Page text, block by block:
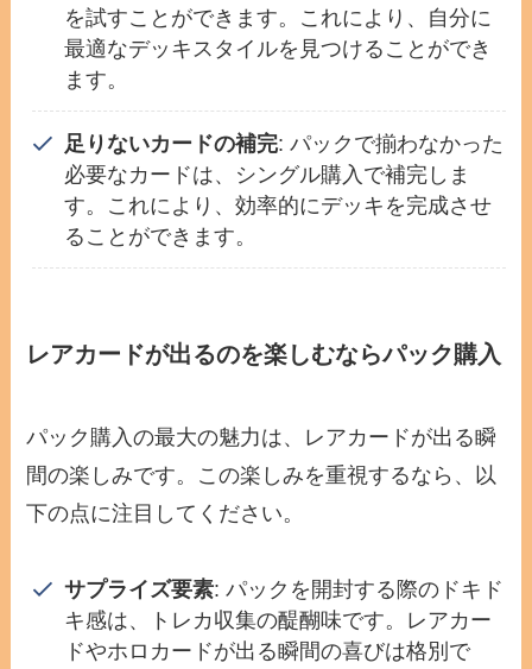
を試すことができます。これにより、自分に
最適なデッキスタイルを見つけることができ
ます。
足りないカードの補完: パックで揃わなかった
必要なカードは、シングル購入で補完しま
す。これにより、効率的にデッキを完成させ
ることができます。
レアカードが出るのを楽しむならパック購入
パック購入の最大の魅力は、レアカードが出る瞬
間の楽しみです。この楽しみを重視するなら、以
下の点に注目してください。
サプライズ要素: パックを開封する際のドキド
キ感は、トレカ収集の醍醐味です。レアカー
ドやホロカードが出る瞬間の喜びは格別で